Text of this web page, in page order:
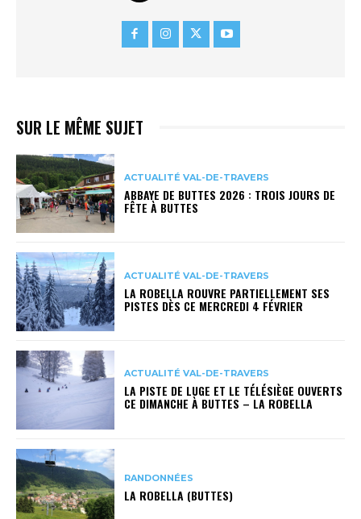
SUR LE MÊME SUJET
ACTUALITÉ VAL-DE-TRAVERS
ABBAYE DE BUTTES 2026 : TROIS JOURS DE
FÊTE À BUTTES
ACTUALITÉ VAL-DE-TRAVERS
LA ROBELLA ROUVRE PARTIELLEMENT SES
PISTES DÈS CE MERCREDI 4 FÉVRIER
ACTUALITÉ VAL-DE-TRAVERS
LA PISTE DE LUGE ET LE TÉLÉSIÈGE OUVERTS
CE DIMANCHE À BUTTES – LA ROBELLA
RANDONNÉES
LA ROBELLA (BUTTES)